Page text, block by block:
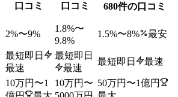
口コミ
口コミ
680件の口コミ
2%〜9%
1.8%〜
9.8%
1.5%〜8% 最安
最短即日
最速
最短即日
最速
最短即日 最速
10万円 〜1
10万円 〜 50万円 〜1億円